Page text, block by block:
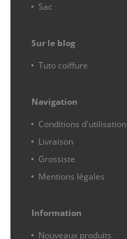
Sac
Sur le blog
Tuto coiffure
Navigation
Conditions d'utilisation
Livraison
Grossiste
Mentions légales
Information
Nouveaux produits